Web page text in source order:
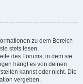
zu dem Bereich
stets lesen.
des Forums, in dem sie
hängt es von deinen
kannst oder nicht. Die
vergeben.